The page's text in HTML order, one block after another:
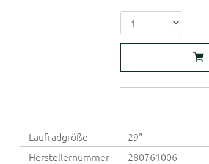
Laufradgröße
29"
Herstellernummer
280761006